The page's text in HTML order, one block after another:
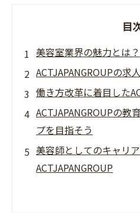
目
美容室業界の魅力とは？
ACTJAPANGROUPの求
働き方改革に着目した
ACTJAPANGROUPの教
プを目指そう
美容師としてのキャリ
ACTJAPANGROUP